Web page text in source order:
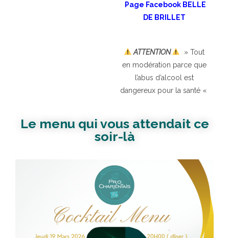
Page Facebook BELLE
DE BRILLET
ATTENTION
» Tout
en modération parce que
l’abus d’alcool est
dangereux pour la santé «
Le menu qui vous attendait ce
soir-là